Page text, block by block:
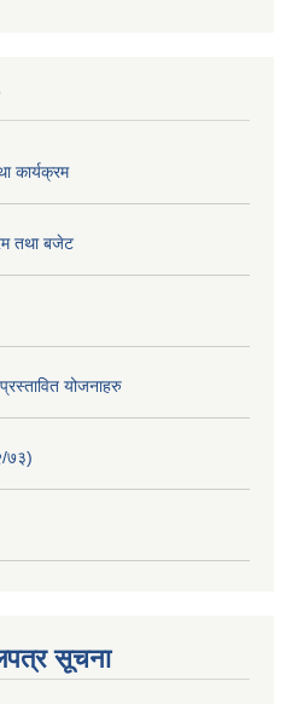
कार्यक्रम
तथा बजेट
योजनाहरु
७३)
सूचना